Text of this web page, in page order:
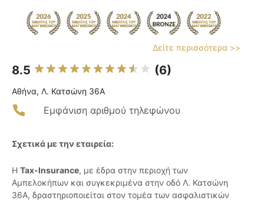
Δείτε περισσότερα >>
8.5 (6)
Αθήνα, Λ. Κατσώνη 36Α
Εμφάνιση αριθμού τηλεφώνου
Σχετικά με την εταιρεία:
Η Tax-Insurance, με έδρα στην περιοχή των
Αμπελοκήπων και συγκεκριμένα στην οδό Λ. Κατσώνη
36Α, δραστηριοποιείται στον τομέα των ασφαλιστικών